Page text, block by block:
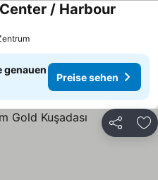
/ Harbour
genauen
Preise sehen
Teilen